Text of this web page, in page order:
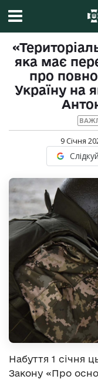
яка має
про
Україну на
9 Січня
Набуття 1 січня
Закону «Про